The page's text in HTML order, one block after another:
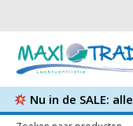
Nu in de SALE: alle